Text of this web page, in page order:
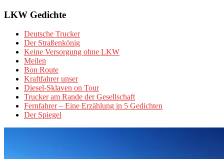
LKW Gedichte
Deutsche Trucker
Der Straßenkönig
Keine Versorgung ohne LKW
Meilen
Bon Route
Kraftfahrer unser
Diesel-Sklaven on Tour
Trucker am Rande der Gesellschaft
Fernfahrer – Eine Erzählung in 5 Gedichten
Der Spiegel